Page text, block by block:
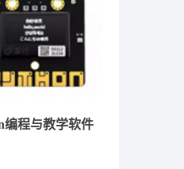
编程与教学软件